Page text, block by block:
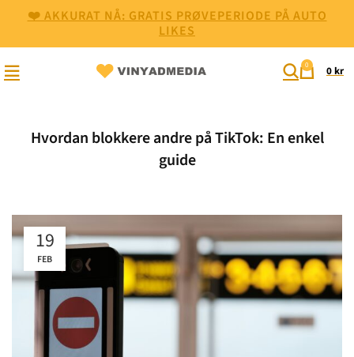
❤️ AKKURAT NÅ: GRATIS PRØVEPERIODE PÅ AUTO
LIKES
0 0kr
Hvordan blokkere andre på TikTok: En enkel
guide
19
FEB